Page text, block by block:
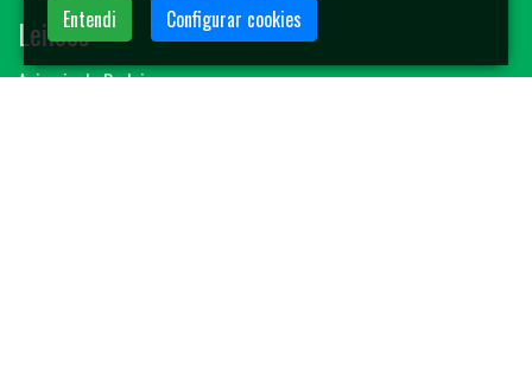
Leilões
Animais de Rodeio
Entendi
Configurar cookies